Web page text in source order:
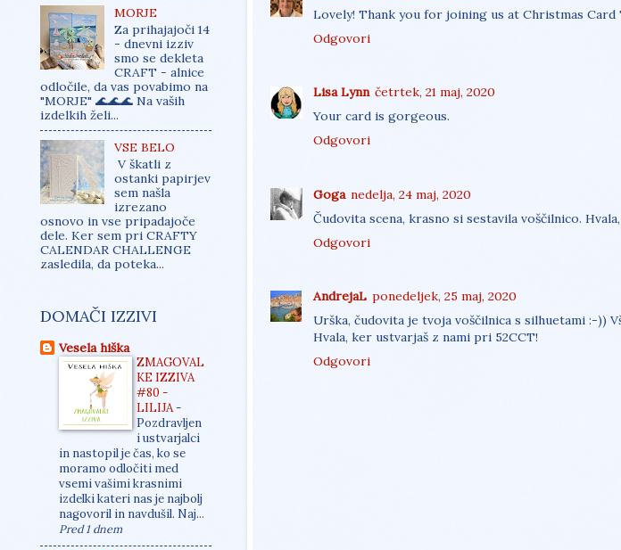
Lovely! Thank you for joining us at Christmas Card
Odgovori
Lisa Lynn četrtek, 21 maj, 2020
Your card is gorgeous.
Odgovori
Goga nedelja, 24 maj, 2020
Čudovita scena, krasno si sestavila voščilnico.
Odgovori
AndrejaL ponedeljek, 25 maj, 2020
Urška, čudovita je tvoja voščilnica s silhuetami :-))
Hvala, ker ustvarjaš z nami pri 52CCT!
Odgovori
MORJE
Za prihajajoči 14
- dnevni izziv
smo se dekleta
CRAFT - alnice
odločile, da vas povabimo na
"MORJE" 🌊🌊🌊 Na vaših
izdelkih želi...
VSE BELO
V škatli z
ostanki papirjev
sem našla
izrezano
osnovo in vse pripadajoče
dele. Ker sem pri CRAFTY
CALENDAR CHALLENGE
zasledila, da poteka...
DOMAČI IZZIVI
Vesela hiška
ZMAGOVAL
KE IZZIVA
#80 -
LILIJA-
Pozdravljen
i ustvarjalci
in nastopil je čas, ko se
moramo odločiti med
vsemi vašimi krasnimi
izdelki kateri nas je najbolj
nagovoril in navdušil. Naj...
Pred 1 dnem